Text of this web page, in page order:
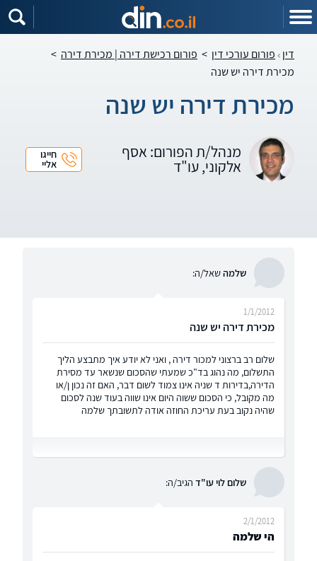
דין פורום עורכי דין > פורום רכישת דירה | מכירת דירה >
מכירת דירה יש שנה
מכירת דירה יש שנה
מנהל/ת הפורום: אסף
אלקוני, עו"ד
חייגו
אליי
שלמהשאל/ה:
מכירת דירה יש שנה
1/1/2012
שלום רב ברצוני למכור דירה , ואני לא יודע איך מתבצע הליך
התשלום, מה נהוג בד"כ שמעתי שהסכום שנשאר עד מסירת
הדירה,בדירות ד שניה אינו צמוד לשום דבר, האם זה נכון ן/או
מה מקובל, כי הסכום ששוה היום אינו שווה בעוד שנה לסכום
שהיה נקוב בעת עריכת החוזה אודה לתשובתך שלמה
שלום לוי עו"ד הגיב/ה:
הי שלמה
2/1/2012